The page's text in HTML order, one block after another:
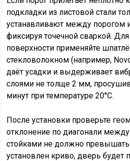
подкладки из листовой стали
устанавливают между порогом
фиксируя точечной сваркой.
поверхности применяйте
стекловолокном (например,
даёт усадки и выдерживает
слоями не толще 2 мм,
минут при температуре 20°C.
После установки проверьте
отклонение по диагонали
стойками не должно
установлен криво, дверь будет